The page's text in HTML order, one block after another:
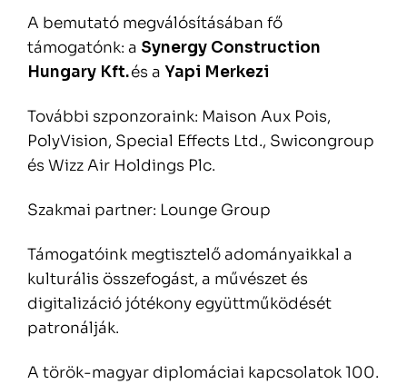
A bemutató megválósításában fő
támogatónk: a Synergy Construction
Hungary Kft.és a Yapi Merkezi
További szponzoraink: Maison Aux Pois,
PolyVision, Special Effects Ltd., Swicongroup
és Wizz Air Holdings Plc.
Szakmai partner: Lounge Group
Támogatóink megtisztelő adományaikkal a
kulturális összefogást, a művészet és
digitalizáció jótékony együttműködését
patronálják.
A török-magyar diplomáciai kapcsolatok 100.